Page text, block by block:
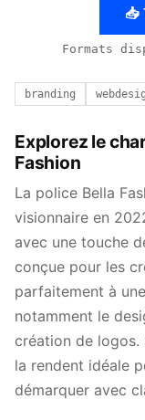
📥
Formats
branding
Explorez le
Fashion
La police Bella
visionnaire en
avec une touche
conçue pour les
parfaitement à
notamment le
création de
la rendent idéale
démarquer avec